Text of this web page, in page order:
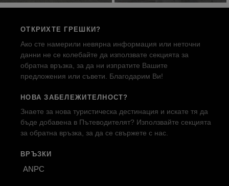
ОТКРИХТЕ ГРЕШКИ?
Ако сте намерили невярна информация или неточни
данни не се колебайте да използвате секцията за
обратна връзка, за да ни изпратите Вашите
предложения или съвети. Благодарим Ви!
НОВА ЗАБЕЛЕЖИТЕЛНОСТ?
Знаете за нова туристическа дестинация и искате тя да
бъде добавена в Пътеводителят? Използвайте секцията
за обратна връзка, за да се свържете с нас.
ВРЪЗКИ
ANPC